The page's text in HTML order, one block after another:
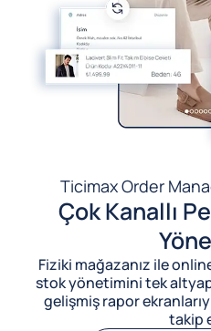
Ticimax Order
Çok Kanallı
Fiziki mağazanız ile
stok yönetimini tek
gelişmiş rapor
takip